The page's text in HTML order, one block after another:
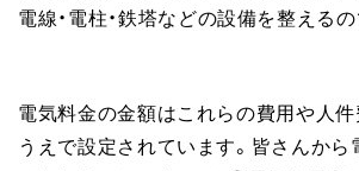
電線・電柱・鉄塔などの設備を整えるの
電気料金の金額はこれらの費用や人
うえで設定されています。皆さんか